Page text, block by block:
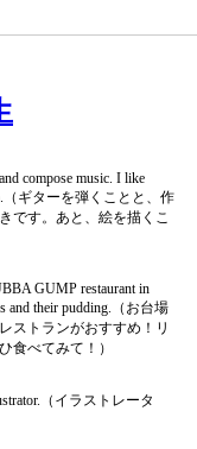
compose music. I like
（ギターを弾くことと、作
です。あと、絵を描くこ
GUMP restaurant in
and their pudding.（お台場
ストランがおすすめ！リ
食べてみて！）
（イラストレータ